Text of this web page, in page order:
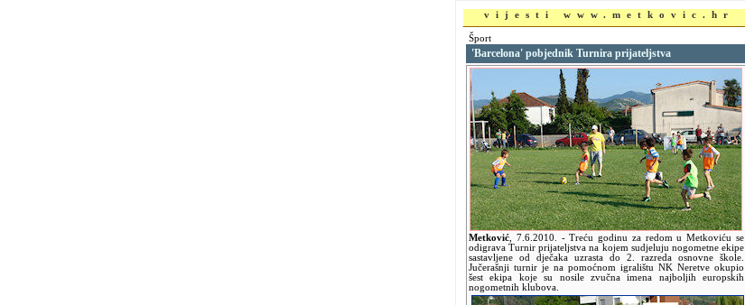
vijesti www.metkovic.hr
Šport
'Barcelona' pobjednik Turnira prijateljstva
Metković 7.6.2010. - Treću godinu za redom u Metkoviću se
odigrava Turnir prijateljstva na kojem sudjeluju nogometne ekipe
sastavljene od dječaka uzrasta do 2. razreda osnovne škole.
Jučerašnji turnir je na pomoćnom igralištu NK Neretve okupio
šest ekipa koje su nosile zvučna imena najboljih europskih
nogometnih klubova.